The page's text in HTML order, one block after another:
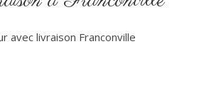
avec livraison Franconville